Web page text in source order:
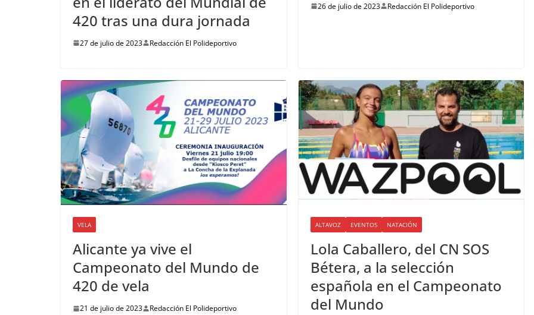
420 tras una dura jornada
27 de julio de 2023 Redacción El Polideportivo
26 de julio de 2023 Redacción El Polideportivo
VELA
Alicante ya vive el
Campeonato del Mundo de
420 de vela
21 de julio de 2023 Redacción El Polideportivo
ALTAVOZ EVENTOS NATACIÓN
Lola Caballero, del CN SOS
Bétera, a la selección
española en el Campeonato
del Mundo